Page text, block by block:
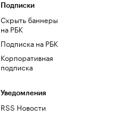
Подписки
Скрыть баннеры
на РБК
Подписка на РБК
Корпоративная
подписка
Уведомления
RSS Новости